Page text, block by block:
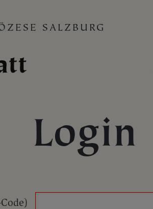
SALZBURG
Login